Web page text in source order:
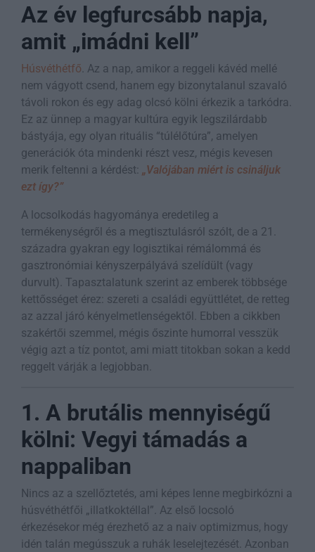
Az év legfurcsább napja,
amit „imádni kell”
Húsvéthétfő . Az a nap, amikor a reggeli kávéd mellé
nem vágyott csend, hanem egy bizonytalanul szavaló
távoli rokon és egy adag olcsó kölni érkezik a tarkódra.
Ez az ünnep a magyar kultúra egyik legszilárdabb
bástyája, egy olyan rituális “túlélőtúra”, amelyen
generációk óta mindenki részt vesz, mégis kevesen
merik feltenni a kérdést: „Valójában miért is csináljuk
ezt így?”
A locsolkodás hagyománya eredetileg a
termékenységről és a megtisztulásról szólt, de a 21.
századra gyakran egy logisztikai rémálommá és
gasztronómiai kényszerpályává szelídült (vagy
durvult). Tapasztalatunk szerint az emberek többsége
kettősséget érez: szereti a családi együttlétet, de retteg
az azzal járó kényelmetlenségektől. Ebben a cikkben
szakértői szemmel, mégis őszinte humorral vesszük
végig azt a tíz pontot, ami miatt titokban sokan a kedd
reggelt várják a legjobban.
1. A brutális mennyiségű
kölni: Vegyi támadás a
nappaliban
Nincs az a szellőztetés, ami képes lenne megbirkózni a
húsvéthétfői „illatkoktéllal”. Az első locsoló
érkezésekor még érezhető az a naiv optimizmus, hogy
idén talán megússzuk a ruhák leselejtezését. Azonban